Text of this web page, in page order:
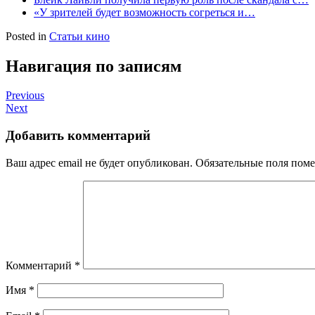
«У зрителей будет возможность согреться и…
Posted in Статьи кино
Навигация по записям
Previous
Next
Добавить комментарий
Ваш адрес email не будет опубликован. Обязательные поля
Комментарий *
Имя *